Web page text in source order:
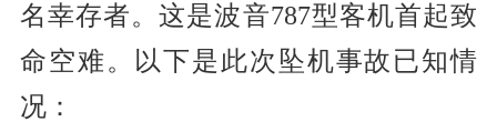
名幸存者。这是波音787型客机首起致
命空难。以下是此次坠机事故已知情
况：